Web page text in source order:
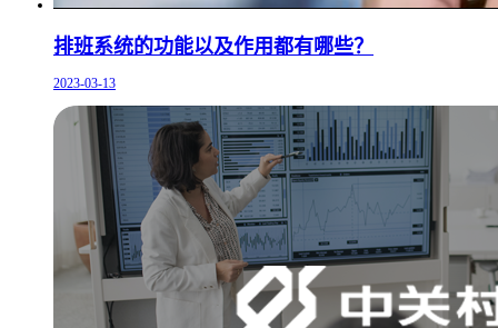
排班系统的功能以及作用都有哪些？
2023-03-13